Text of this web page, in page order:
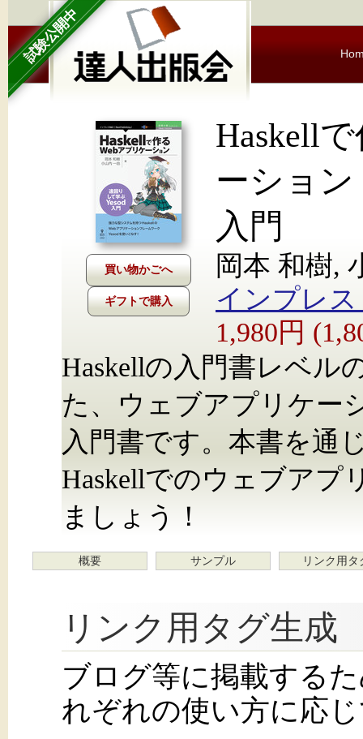
試験公開中
ギフトで購入
Haskell
ーショ
入門
岡本 和樹,
インプレス
1,980円
Haskellの入門書レベル
た、ウェブアプリケー
入門書です。本書を通
Haskellでのウェブアプ
ましょう！
概要 サンプル リンク用タ
リンク用タグ生成
ブログ等に掲載する
れぞれの使い方に応